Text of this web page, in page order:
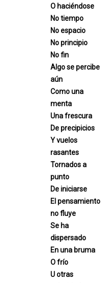
O haciéndose
No tiempo
No espacio
No principio
No fin
Algo se percibe
aún
Como una
menta
Una frescura
De precipicios
Y vuelos
rasantes
Tornados a
punto
De iniciarse
El pensamiento
no fluye
Se ha
dispersado
En una bruma
O frío
U otras